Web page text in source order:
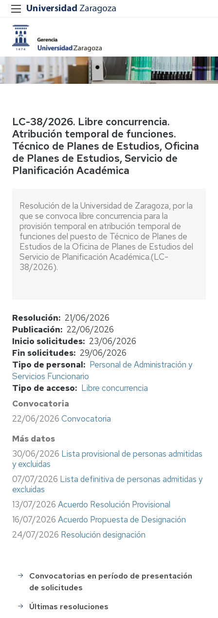
LC-38/2026. Libre concurrencia.
Atribución temporal de funciones.
Técnico de Planes de Estudios, Oficina
de Planes de Estudios, Servicio de
Planificación Académica
Resolución de la Universidad de Zaragoza, por la
que se convoca libre concurrencia para la
provisión temporal en atribución temporal de
funciones del puesto de Técnico de Planes de
Estudios de la Oficina de Planes de Estudios del
Servicio de Planificación Académica.(LC-
38/2026).
Resolución
21/06/2026
Publicación
22/06/2026
Inicio solicitudes
23/06/2026
Fin solicitudes
29/06/2026
Tipo de personal
Personal de Administración y
Servicios Funcionario
Tipo de acceso
Libre concurrencia
Convocatoria
22/06/2026 Convocatoria
Más datos
30/06/2026 Lista provisional de personas admitidas
y excluidas
07/07/2026 Lista definitiva de personas admitidas y
excluidas
13/07/2026 Acuerdo Resolución Provisional
16/07/2026 Acuerdo Propuesta de Designación
24/07/2026 Resolución designación
Selección
de
Personal
Convocatorias en período de presentación
de solicitudes
Últimas resoluciones